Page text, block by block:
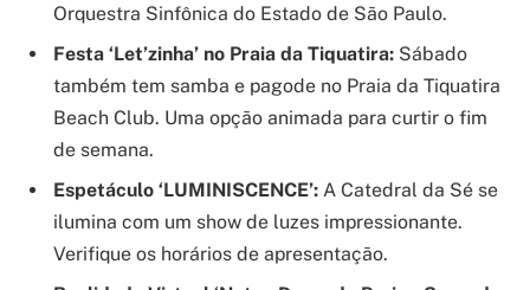
Orquestra Sinfônica do Estado de São Paulo.
Festa ‘Let’zinha’ no Praia da Tiquatira: Sábado
também tem samba e pagode no Praia da Tiquatira
Beach Club. Uma opção animada para curtir o fim
de semana.
Espetáculo ‘LUMINISCENCE’: A Catedral da Sé se
ilumina com um show de luzes impressionante.
Verifique os horários de apresentação.